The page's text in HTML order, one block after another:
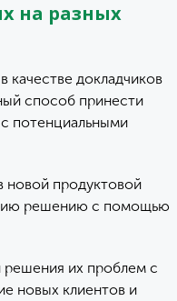
на разных
качестве докладчиков
способ принести
потенциальными
новой продуктовой
решению с помощью
их проблем с
новых клиентов и